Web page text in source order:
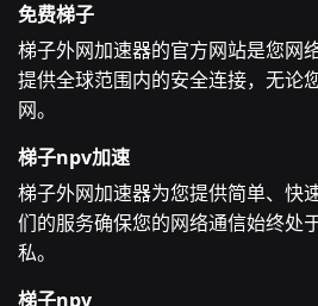
免费梯子
梯子外网加速器的官方网站是您网
提供全球范围内的安全连接，无论
网。
梯子npv加速
梯子外网加速器为您提供简单、快
们的服务确保您的网络通信始终处
私。
梯子npv